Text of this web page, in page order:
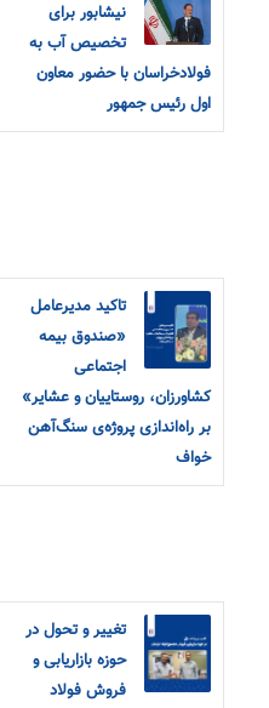
نیشابور برای
تخصیص آب به
فولادخراسان با حضور معاون
اول رئیس جمهور
تاکید مدیرعامل
«صندوق بیمه‌
اجتماعی
کشاورزان، روستاییان و عشایر»
بر راه‌اندازی پروژه‌ی سنگ‌آهن
خواف
تغییر و تحول در
حوزه بازاریابی و
فروش فولاد